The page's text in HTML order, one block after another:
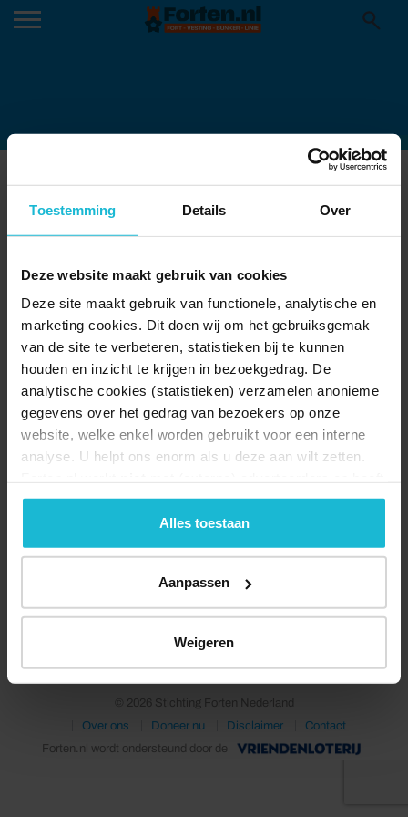
Toestemming Details Over
Deze website maakt gebruik van cookies
Deze site maakt gebruik van functionele, analytische en
marketing cookies. Dit doen wij om het gebruiksgemak
van de site te verbeteren, statistieken bij te kunnen
houden en inzicht te krijgen in bezoekgedrag. De
analytische cookies (statistieken) verzamelen anonieme
gegevens over het gedrag van bezoekers op onze
website, welke enkel worden gebruikt voor een interne
analyse. U helpt ons enorm als u deze aan wilt zetten.
geen commerciële doelstelling. U kunt deze cookies via
de knoppen accepteren, beheren of weigeren.
Alles toestaan
Aanpassen
Weigeren
VAN-LOKVEN
© 2026 Stichting Forten Nederland
Over ons
Doneer nu Disclaimer
Contact
Forten.nl wordt ondersteund door de